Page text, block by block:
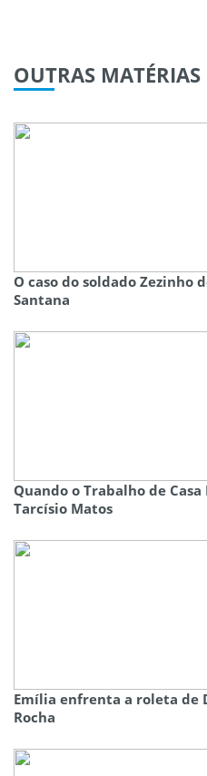
OUTRAS MATÉRIAS
O caso do soldado Zezinho
Santana
Quando o Trabalho de Casa
Tarcísio Matos
Emília enfrenta a roleta de
Rocha